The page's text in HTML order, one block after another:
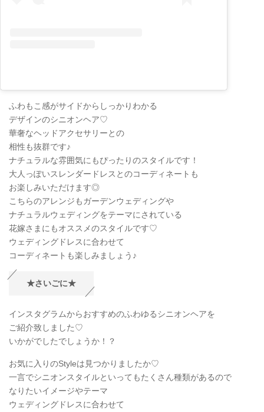
ふわもこ感がサイドからしっかりわかる
デザインのシニオンヘア♡
華奢なヘッドアクセサリーとの
相性も抜群です♪
ナチュラルな雰囲気にもぴったりのスタイルです！
大人っぽいスレンダードレスとのコーディネートも
お楽しみいただけます◎
こちらのアレンジもガーデンウェディングや
ナチュラルウェディングをテーマにされている
花嫁さまにもオススメのスタイルです♡
ウェディングドレスに合わせて
コーディネートも楽しみましょう♪
★さいごに★
インスタグラムからおすすめのふわゆるシニオンヘアを
ご紹介致しました♡
いかがでしたでしょうか！？
お気に入りのStyleは見つかりましたか♡
一言でシニオンスタイルといってもたくさん種類があるので
なりたいイメージやテーマ
ウェディングドレスに合わせて